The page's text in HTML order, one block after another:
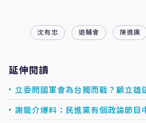
沈有忠 退輔會 陳進廣
延伸閱讀
立委問國軍會為台獨而戰？顧立雄
謝龍介爆料：民進黨有個政論節目